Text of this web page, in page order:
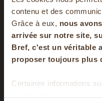
contenu et des
Grâce à eux, nous
arrivée sur notre site,
Bref, c'est un véritable
proposer toujours plus
Certaines informations
en vous